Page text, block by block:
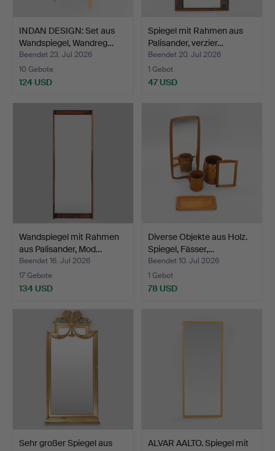
INDAN DESIGN: Set aus
Wandspiegel, Wandreg…
Beendet 23. Jul 2026
10 Gebote
124 USD
Spiegel mit Rahmen aus
Palisander, verzier…
Beendet 20. Jul 2026
1 Gebot
47 USD
Wandspiegel mit Rahmen
aus Palisander, Mod…
Beendet 16. Jul 2026
17 Gebote
134 USD
Diverse Objekte aus Holz.
Spiegel, Fässer,…
Beendet 10. Jul 2026
1 Gebot
78 USD
Sehr großer Spiegel aus
ALVAR AALTO. Spiegel mit